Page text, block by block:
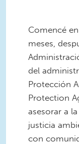
Comencé en
meses,
del
Protección
Protection
asesorar a
justicia
con